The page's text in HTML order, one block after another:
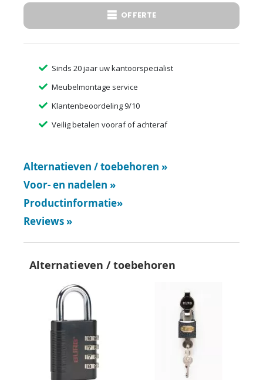
OFFERTE
Sinds 20 jaar uw kantoorspecialist
Meubelmontage service
Klantenbeoordeling 9/10
Veilig betalen vooraf of achteraf
Alternatieven / toebehoren »
Voor- en nadelen »
Productinformatie»
Reviews »
Alternatieven / toebehoren